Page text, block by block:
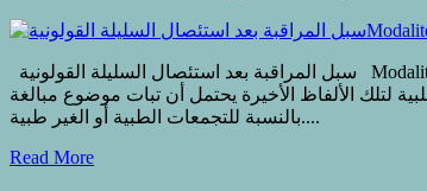
أو آفة السرطان لأن القيمة السلبية لتلك الألفاظ الأخيرة يحتمل أن تبات موضوع مبالغة
بالنسبة للتجمعات الطبية أو الغير طبية....
Read More